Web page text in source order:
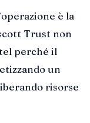
è la
Trust non
perché il
un
risorse